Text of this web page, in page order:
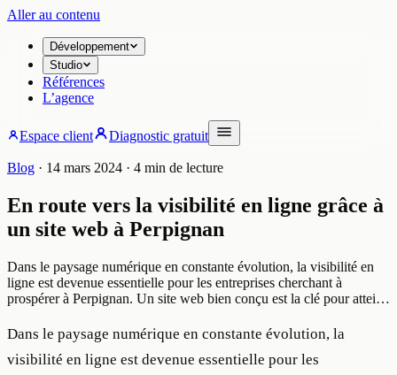
Aller au contenu
Développement
Studio
Références
L’agence
Espace client Diagnostic gratuit
Blog · 14 mars 2024 · 4 min de lecture
En route vers la visibilité en ligne grâce à
un site web à Perpignan
Dans le paysage numérique en constante évolution, la visibilité en
ligne est devenue essentielle pour les entreprises cherchant à
prospérer à Perpignan. Un site web bien conçu est la clé pour attei…
Dans le paysage numérique en constante évolution, la
visibilité en ligne est devenue essentielle pour les